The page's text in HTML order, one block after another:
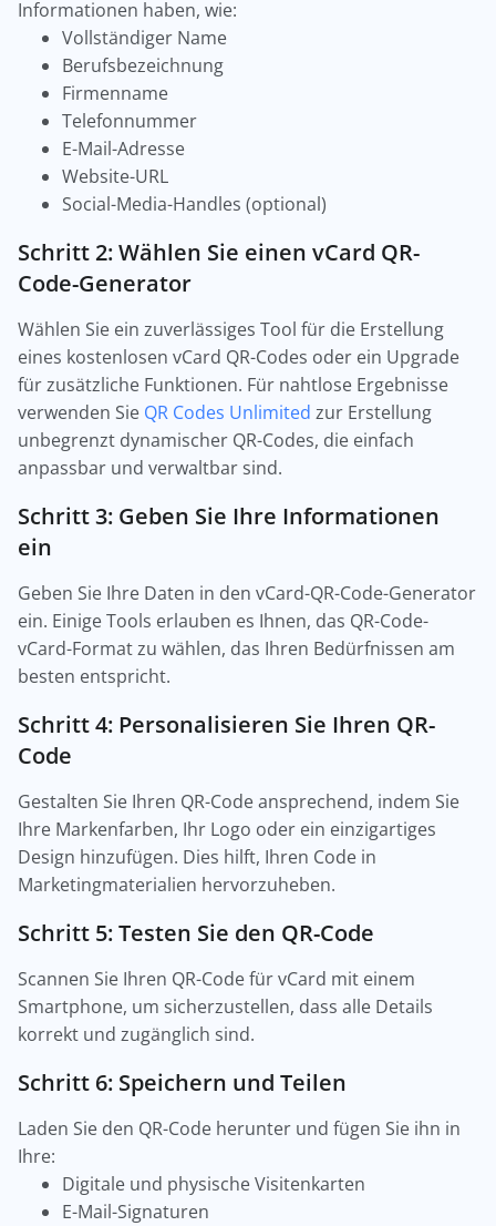
Informationen haben, wie:
Vollständiger Name
Berufsbezeichnung
Firmenname
Telefonnummer
E-Mail-Adresse
Website-URL
Social-Media-Handles (optional)
Schritt 2: Wählen Sie einen vCard QR-
Code-Generator
Wählen Sie ein zuverlässiges Tool für die Erstellung
eines kostenlosen vCard QR-Codes oder ein Upgrade
für zusätzliche Funktionen. Für nahtlose Ergebnisse
verwenden Sie QR Codes Unlimited zur Erstellung
unbegrenzt dynamischer QR-Codes, die einfach
anpassbar und verwaltbar sind.
Schritt 3: Geben Sie Ihre Informationen
ein
Geben Sie Ihre Daten in den vCard-QR-Code-Generator
ein. Einige Tools erlauben es Ihnen, das QR-Code-
vCard-Format zu wählen, das Ihren Bedürfnissen am
besten entspricht.
Schritt 4: Personalisieren Sie Ihren QR-
Code
Gestalten Sie Ihren QR-Code ansprechend, indem Sie
Ihre Markenfarben, Ihr Logo oder ein einzigartiges
Design hinzufügen. Dies hilft, Ihren Code in
Marketingmaterialien hervorzuheben.
Schritt 5: Testen Sie den QR-Code
Scannen Sie Ihren QR-Code für vCard mit einem
Smartphone, um sicherzustellen, dass alle Details
korrekt und zugänglich sind.
Schritt 6: Speichern und Teilen
Laden Sie den QR-Code herunter und fügen Sie ihn in
Ihre:
Digitale und physische Visitenkarten
E-Mail-Signaturen